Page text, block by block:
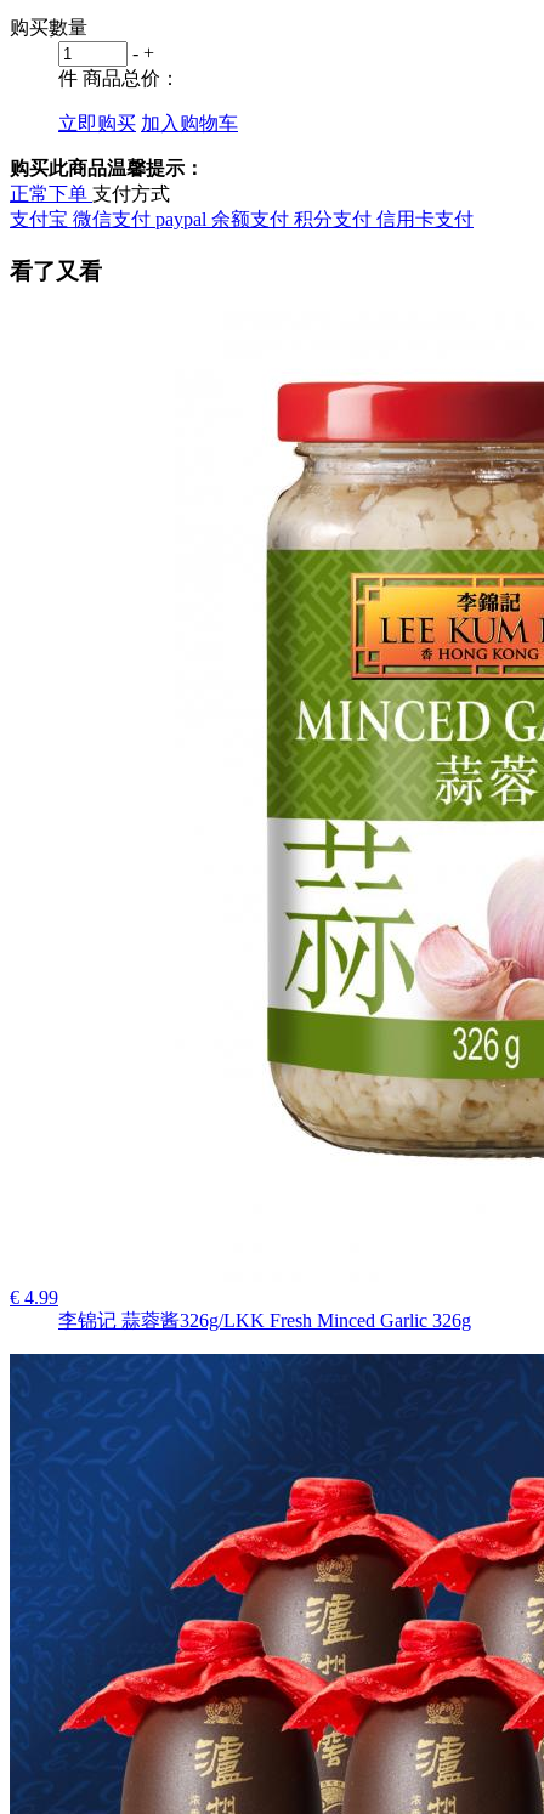
购买數量
- +
件 商品总价：
立即购买 加入购物车
购买此商品温馨提示：
正常下单 支付方式
支付宝 微信支付 paypal 余额支付 积分支付 信用卡支付
看了又看
€ 4.99
李锦记 蒜蓉酱326g/LKK Fresh Minced Garlic 326g